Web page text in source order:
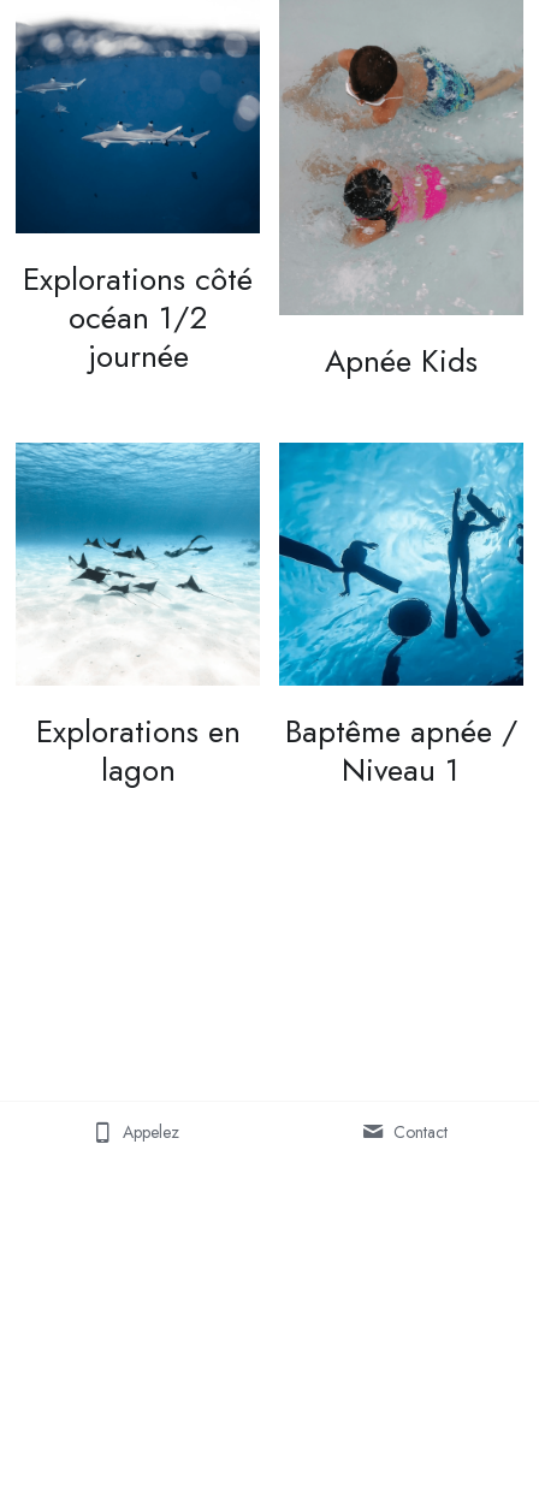
Explorations côté
océan 1/2
journée
Apnée Kids
Explorations en
lagon
Baptême apnée /
Niveau 1
Appelez Contact